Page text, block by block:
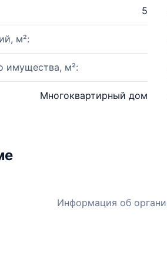
5
м²:
имущества, м²:
Многоквартирный дом
Информация об